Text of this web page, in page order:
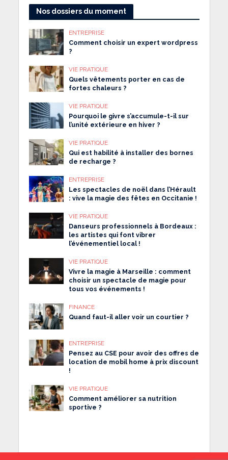
Nos dossiers du moment
ENTREPRISE
Comment choisir un expert wordpress
?
VIE PRATIQUE
Quels vêtements porter en cas de
fortes chaleurs ?
VIE PRATIQUE
Pourquoi le givre s’accumule-t-il sur
l’unité extérieure en hiver ?
VIE PRATIQUE
Qui est habilité à installer des bornes
de recharge ?
ENTREPRISE
Les spectacles de noël dans l’Hérault
: vive la magie des fêtes en Occitanie !
VIE PRATIQUE
Danseurs professionnels à Bordeaux :
les artistes qui font vibrer
l’événementiel local !
VIE PRATIQUE
Vivre la magie à Marseille : comment
choisir un spectacle de magie pour
tous vos événements !
FINANCE
Quand faut-il aller voir un courtier ?
ENTREPRISE
Pensez au CSE pour avoir des offres de
location de mobil home à prix discount
!
VIE PRATIQUE
Comment améliorer sa nutrition
sportive ?